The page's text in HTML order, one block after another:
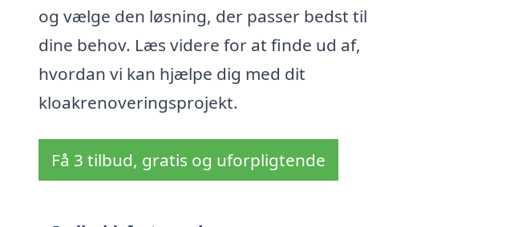
og vælge den løsning, der passer bedst til
dine behov. Læs videre for at finde ud af,
hvordan vi kan hjælpe dig med dit
kloakrenoveringsprojekt.
Få 3 tilbud, gratis og uforpligtende